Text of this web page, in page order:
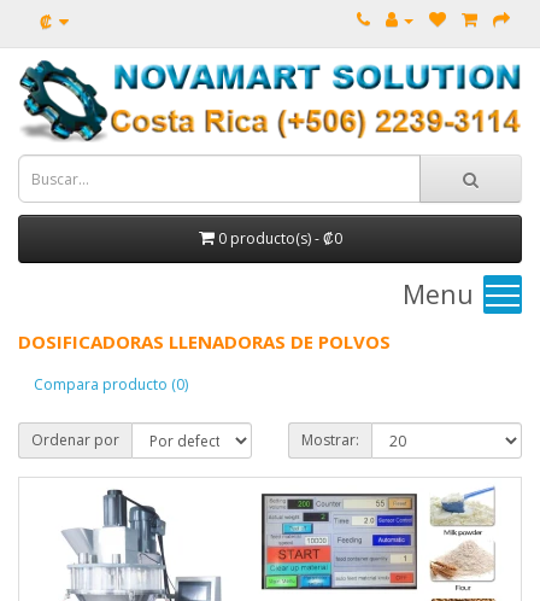
₡
0 producto(s) - ₡0
Menu
DOSIFICADORAS LLENADORAS DE POLVOS
Compara producto (0)
Ordenar por Mostrar: